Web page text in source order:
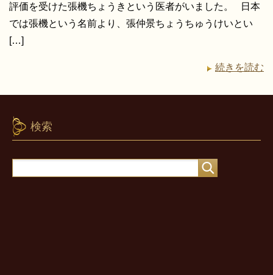
評価を受けた張機ちょうきという医者がいました。 日本
では張機という名前より、張仲景ちょうちゅうけいとい
[…]
続きを読む
検索